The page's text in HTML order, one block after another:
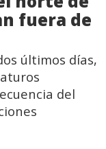
fuera de
últimos días,
del